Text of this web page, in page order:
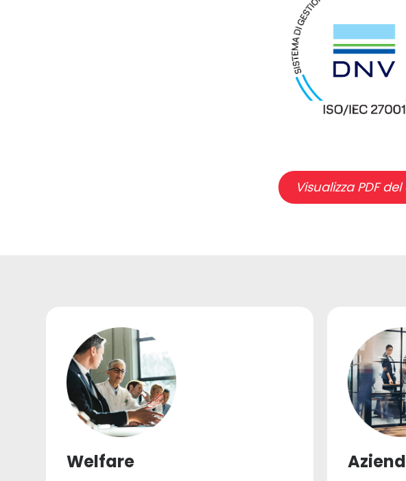
Visualizza PDF
Welfare